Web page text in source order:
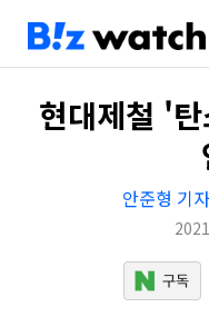
현대제철 '
안준형 기자